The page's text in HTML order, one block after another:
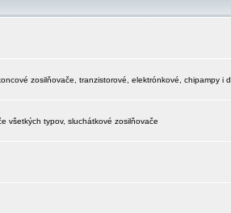
zosilňovače, tranzistorové, elektrónkové, chipampy i
všetkých typov, sluchátkové zosilňovače